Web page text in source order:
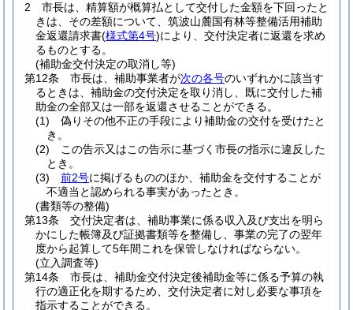
2
市長は、精算額が概算払として交付した金額を下回ったと
きは、その差額について、筑波山麓国有林等整備活用補助
金返還請求書(様式第4号)により、交付決定者に返還を求め
るものとする。
(補助金交付決定の取消し等)
第12条
市長は、補助事業者が次の各号のいずれかに該当す
るときは、補助金の交付決定を取り消し、既に交付した補
助金の全部又は一部を返還させることができる。
(1)
偽りその他不正の手段により補助金の交付を受けたと
き。
(2)
この告示又はこの告示に基づく市長の指示に違反した
とき。
(3)
前2号に掲げるもののほか、補助金を交付することが
不適当と認められる事実があったとき。
(書類等の整備)
第13条
交付決定者は、補助事業に係る収入及び支出を明ら
かにした帳簿及び証拠書類等を整備し、事業の完了の翌年
度から起算して5年間これを保管しなければならない。
(立入調査等)
第14条
市長は、補助金交付決定後補助金等に係る予算の執
行の適正化を期するため、交付決定者に対し必要な事項を
指示することができる。